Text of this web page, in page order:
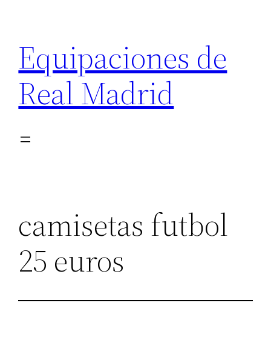
contenido
Equipaciones de
Real Madrid
camisetas futbol
25 euros